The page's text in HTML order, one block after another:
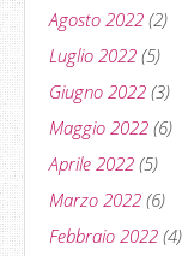
Agosto 2022 (2)
Luglio 2022 (5)
Giugno 2022 (3)
Maggio 2022 (6)
Aprile 2022 (5)
Marzo 2022 (6)
Febbraio 2022 (4)